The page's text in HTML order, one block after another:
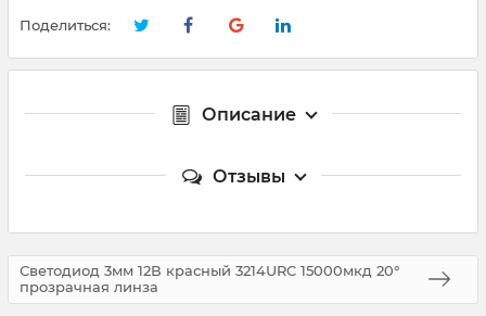
Поделиться:
Описание
Отзывы
Светодиод 3мм 12В красный 3214URC 15000мкд 20°
прозрачная линза